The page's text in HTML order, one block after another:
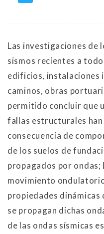
Las investigaciones de
sismos recientes a
edificios, instalaciones
caminos, obras
permitido concluir que
fallas estructurales
consecuencia de
de los suelos de
propagados por
movimiento
propiedades dinámicas
se propagan dichas
de las ondas sísmicas